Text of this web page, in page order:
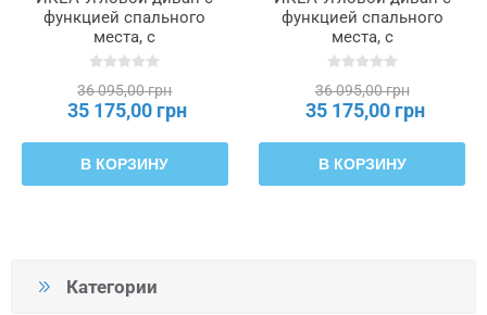
Категории
функцией спального
места, с
дополнительными
Ярко-серый фарингит
FRIHETEN ФРИХЕТЭН,
36 095,00 грн
35 175,00 грн
В КОРЗИНУ
функцией спального
места, с
дополнительными
Горло коричнево-
оранжевого цвета
795.170.57
36 095,00 грн
35 175,00 грн
В КОРЗИНУ